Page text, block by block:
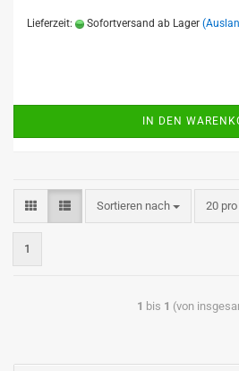
Lieferzeit: Sofortversand ab Lager
IN DEN
Sortieren nach 20
1
1 bis 1 (von